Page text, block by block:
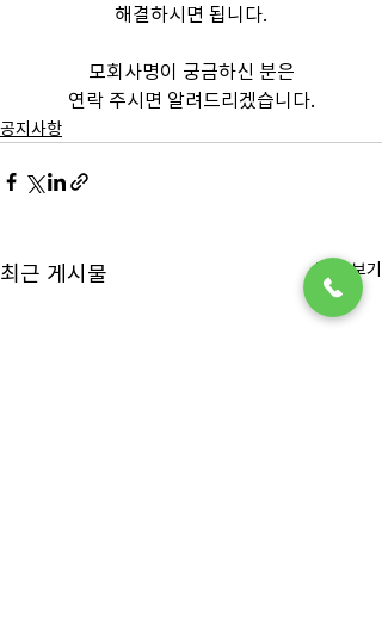
해결하시면 됩니다.
모회사명이 궁금하신 분은
연락 주시면 알려드리겠습니다.
공지사항
최근 게시물 전체 보기